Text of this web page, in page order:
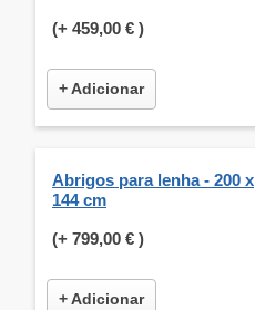
(+ 459,00 € )
+ Adicionar
Abrigos para lenha - 200 x
144 cm
(+ 799,00 € )
+ Adicionar